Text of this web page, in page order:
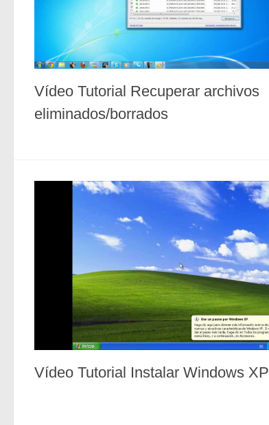
Vídeo Tutorial Recuperar archivos
eliminados/borrados
Vídeo Tutorial Instalar Windows XP